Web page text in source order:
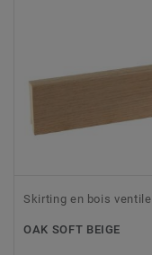
Skirting en bois ventile
OAK SOFT BEIGE